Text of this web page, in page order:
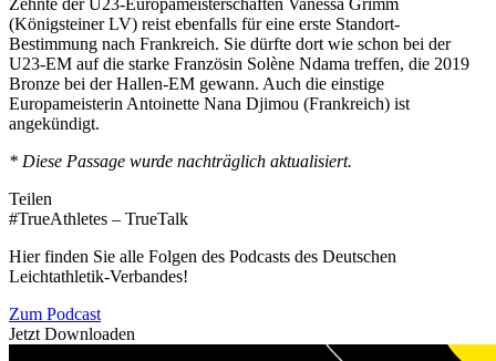
Zehnte der U23-Europameisterschaften Vanessa Grimm
(Königsteiner LV) reist ebenfalls für eine erste Standort-
Bestimmung nach Frankreich. Sie dürfte dort wie schon bei der
U23-EM auf die starke Französin Solène Ndama treffen, die 2019
Bronze bei der Hallen-EM gewann. Auch die einstige
Europameisterin Antoinette Nana Djimou (Frankreich) ist
angekündigt.
* Diese Passage wurde nachträglich aktualisiert.
Teilen
#TrueAthletes – TrueTalk
Hier finden Sie alle Folgen des Podcasts des Deutschen
Leichtathletik-Verbandes!
Zum Podcast
Jetzt Downloaden